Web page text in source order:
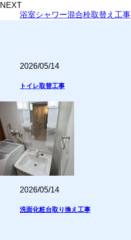
NEXT
浴室シャワー混合栓取替え工事
2026/05/14
トイレ取替工事
2026/05/14
洗面化粧台取り換え工事